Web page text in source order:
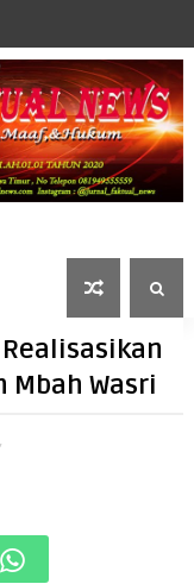
Realisasikan
Mbah Wasri